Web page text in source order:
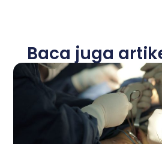
Baca juga